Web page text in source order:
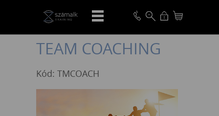
VISSZA
TEAM COACHING
Kód: TMCOACH